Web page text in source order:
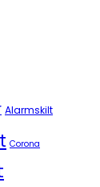
Alarmskilt
Corona